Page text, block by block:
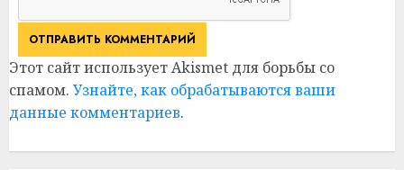
Этот сайт использует Akismet для борьбы со
спамом. Узнайте, как обрабатываются ваши
данные комментариев.